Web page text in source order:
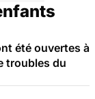
été ouvertes à
troubles du